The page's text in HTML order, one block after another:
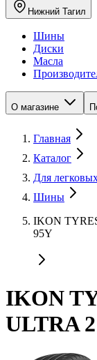
Нижний Тагил
Шины
Диски
Масла
О магазине
Главная
Каталог
Для
Шины
IKON
95Y
IKON
ULTRA